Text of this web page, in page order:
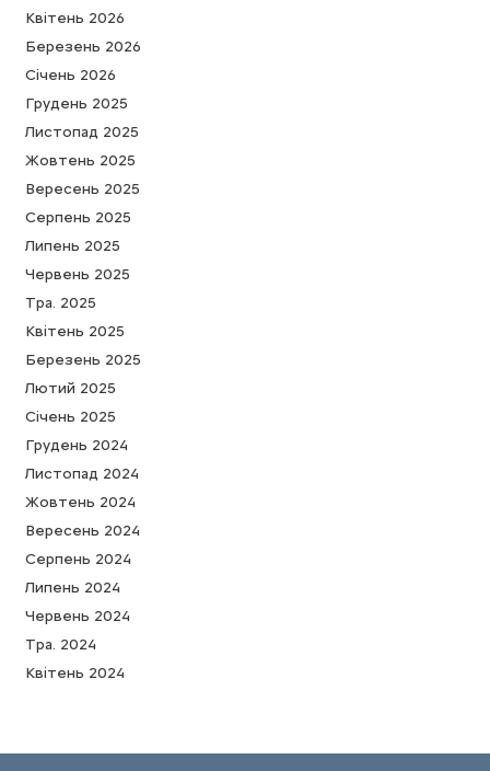
Квітень 2026
Березень 2026
Cічень 2026
Грудень 2025
Листопад 2025
Жовтень 2025
Вересень 2025
Серпень 2025
Липень 2025
Червень 2025
Тра. 2025
Квітень 2025
Березень 2025
Лютий 2025
Cічень 2025
Грудень 2024
Листопад 2024
Жовтень 2024
Вересень 2024
Серпень 2024
Липень 2024
Червень 2024
Тра. 2024
Квітень 2024